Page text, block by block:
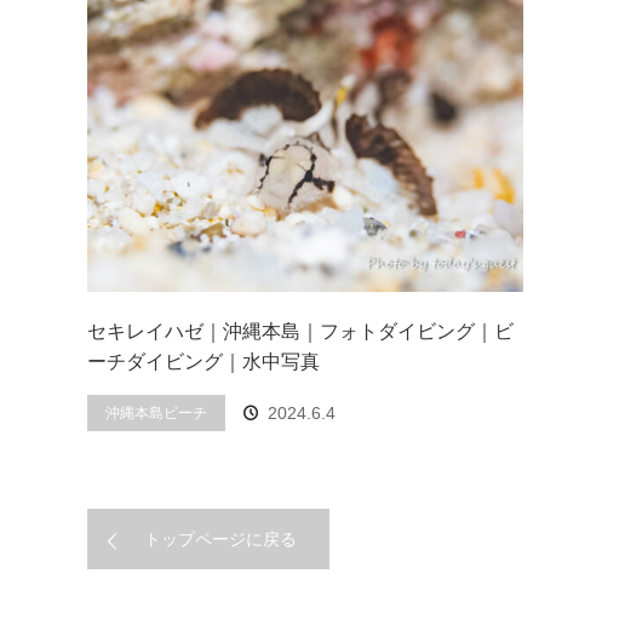
セキレイハゼ｜沖縄本島｜フォトダイビング｜ビ
ーチダイビング｜水中写真
沖縄本島ビーチ 2024.6.4
トップページに戻る